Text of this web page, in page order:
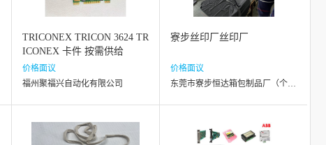
TRICONEX TRICON 3624 TR
ICONEX 卡件 按需供给
价格面议
福州聚福兴自动化有限公司
寮步丝印厂丝印厂
价格面议
东莞市寮步恒达箱包制品厂（个体工商户）